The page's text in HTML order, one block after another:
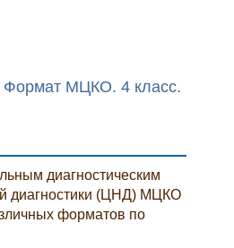
МЦКО. 4 класс.
диагностическим
диагностики (ЦНД) МЦКО
форматов по